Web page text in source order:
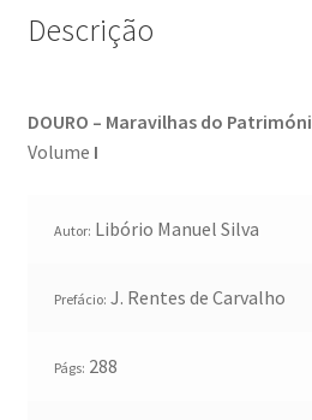
Fotograficamente
Génesis
Descrição
DOURO – Maravilhas do
Volume I
Autor: Libório Manuel Silva
Prefácio: J. Rentes de Carvalho
Págs: 288